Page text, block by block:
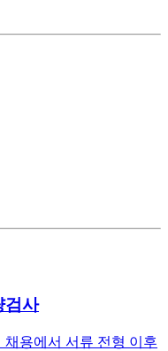
검사
용에서 서류 전형 이후